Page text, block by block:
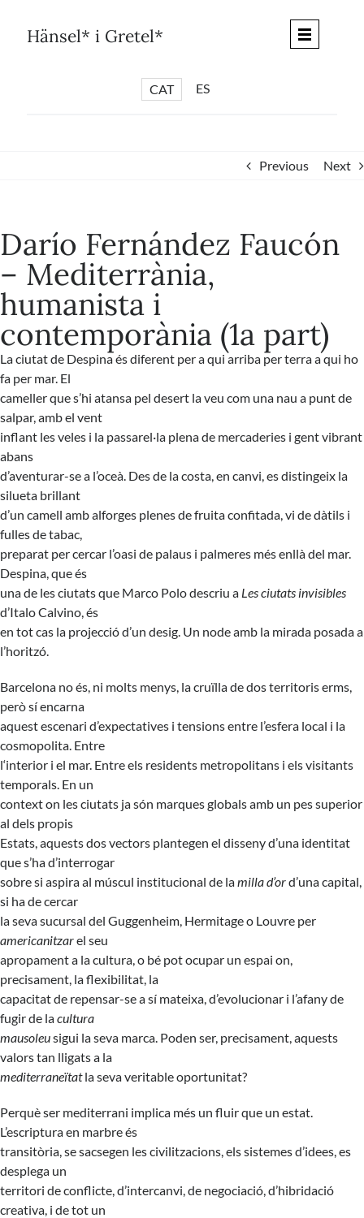
content
Hänsel* i Gretel*
CAT ES
*PISTES LITERÀRIES
*SÈRIE CULTURAL
*DIARI DEL DIA DESPRÉS
* QUIOSC HÄNSEL* i GRETEL*
*UNIVERS HÄNSEL* i GRETEL*
Previous Next
Darío Fernández Faucón
– Mediterrània,
humanista i
contemporània (1a part)
La ciutat de Despina és diferent per a qui arriba per terra a qui ho
fa per mar. El
cameller que s’hi atansa pel desert la veu com una nau a punt de
salpar, amb el vent
inflant les veles i la passarel·la plena de mercaderies i gent vibrant
abans
d’aventurar-se a l’oceà. Des de la costa, en canvi, es distingeix la
silueta brillant
d’un camell amb alforges plenes de fruita confitada, vi de dàtils i
fulles de tabac,
preparat per cercar l’oasi de palaus i palmeres més enllà del mar.
Despina, que és
una de les ciutats que Marco Polo descriu a Les ciutats invisibles
d’Italo Calvino, és
en tot cas la projecció d’un desig. Un node amb la mirada posada a
l’horitzó.
Barcelona no és, ni molts menys, la cruïlla de dos territoris erms,
però sí encarna
aquest escenari d’expectatives i tensions entre l’esfera local i la
cosmopolita. Entre
l‘interior i el mar. Entre els residents metropolitans i els visitants
temporals. En un
context on les ciutats ja són marques globals amb un pes superior
al dels propis
Estats, aquests dos vectors plantegen el disseny d’una identitat
que s’ha d’interrogar
sobre si aspira al múscul institucional de lamilla d’ord’una capital,
si ha de cercar
la seva sucursal del Guggenheim, Hermitage o Louvre per
americanitzarel seu
apropament a la cultura, o bé pot ocupar un espai on,
precisament, la flexibilitat, la
capacitat de repensar-se a sí mateixa, d’evolucionar i l’afany de
fugir de lacultura
mausoleusigui la seva marca. Poden ser, precisament, aquests
valors tan lligats a la
mediterraneïtatla seva veritable oportunitat?
Perquè ser mediterrani implica més un fluir que un estat.
L’escriptura en marbre és
transitòria, se sacsegen les civilitzacions, els sistemes d’idees, es
desplega un
territori de conflicte, d’intercanvi, de negociació, d’hibridació
creativa, i de tot un